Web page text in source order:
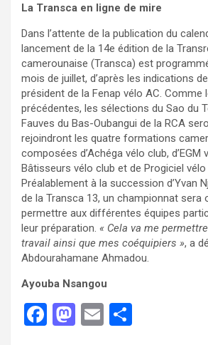
La Transca en ligne de mire
Dans l’attente de la publication du
lancement de la 14e édition de la
camerounaise (Transca) est
mois de juillet, d’après les indications
président de la Fenap vélo AC. Comme
précédentes, les sélections du Sao du
Fauves du Bas-Oubangui de la RCA
rejoindront les quatre formations
composées d’Achéga vélo club, d’EGM
Bâtisseurs vélo club et de Progiciel vélo
Préalablement à la succession d’Yvan
de la Transca 13, un championnat sera
permettre aux différentes équipes
leur préparation. « Cela va me
travail ainsi que mes coéquipiers », a
Abdourahamane Ahmadou.
Ayouba Nsangou
F
M E